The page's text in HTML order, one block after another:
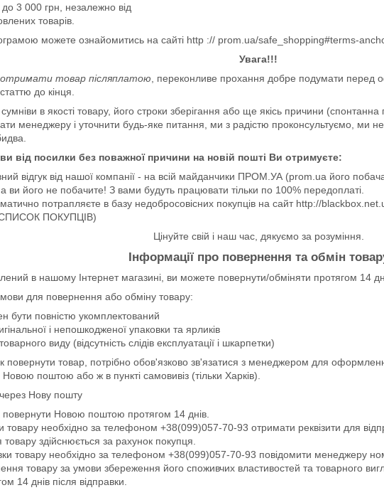
до 3 000 грн , незалежно від
товарів.
можете ознайомитись на сайті http :// prom.ua/safe_shopping#terms-
Увага!!!
отримати товар післяплатою , переконливе прохання добре подумати
до кінця.
в якості товару, його строки зберігання або ще якісь причини
менеджеру і уточнити будь-яке питання, ми з радістю проконсультуємо, ми
від посилки без поважної причини на новій пошті Ви отримуєте:
відгук від нашої компанії - на всій майданчики ПРОМ.УА (prom.ua його
ви його не побачите! З вами будуть працювати тільки по 100% передоплаті.
потрапляєте в базу недобросовісних покупців на сайт http://
ПОКУПЦІВ)
Цінуйте свій і наш час, дякуємо за розуміння.
Інформації про повернення та обмін
в нашому Інтернет магазині, ви можете повернути/обміняти протягом 14
для повернення або обміну товару:
бути повністю укомплектований
і непошкодженої упаковки та ярликів
виду (відсутність слідів експлуатації і шкарпетки)
повернути товар, потрібно обов'язково зв'язатися з менеджером для
Новою поштою або ж в пункті самовивіз (тільки Харків).
Нову пошту
Новою поштою протягом 14 днів.
товару необхідно за телефоном +38(099)057-70-93 отримати реквізити для
здійснюється за рахунок покупця.
товару необхідно за телефоном +38(099)057-70-93 повідомити менеджеру
товару за умови збереження його споживчих властивостей та товарного
14 днів після відправки.